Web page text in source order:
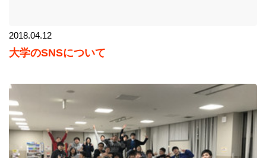
2018.04.12
大学のSNSについて